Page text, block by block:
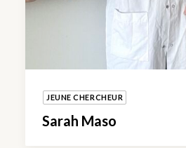
JEUNE CHERCHEUR
Sarah Maso